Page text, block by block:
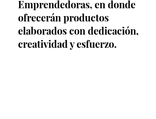
Emprendedoras, en donde
ofrecerán productos
elaborados con dedicación,
creatividad y esfuerzo.